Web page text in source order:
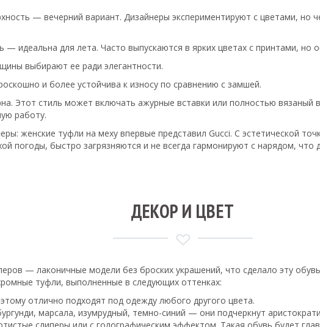
— вечерний вариант. Дизайнеры экспериментируют с цветами, но
— идеальна для лета. Часто выпускаются в ярких цветах с принтами, но
выбирают ее ради элегантности.
и более устойчива к износу по сравнению с замшей.
Этот стиль может включать ажурные вставки или полностью вязаный
работу.
женские туфли на меху впервые представил Gucci. С эстетической
погоды, быстро загрязняются и не всегда гармонируют с нарядом,
ДЕКОР И ЦВЕТ
— лаконичные модели без броских украшений, что сделало эту
туфли, выполненные в следующих оттенках:
отлично подходят под одежду любого другого цвета.
марсала, изумрудный, темно-синий — они подчеркнут